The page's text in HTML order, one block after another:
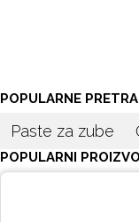
POPULARNE
Paste za zube
POPULARNI